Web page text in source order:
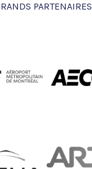
PARTENAIRES